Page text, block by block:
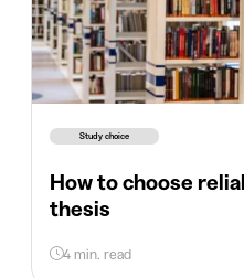
Study choice
How to choose
thesis
4 min. read